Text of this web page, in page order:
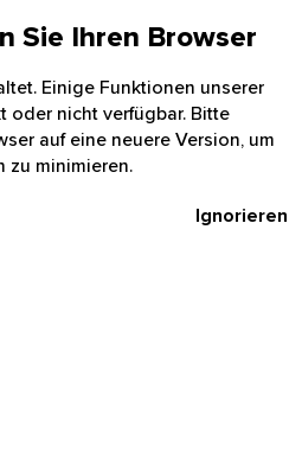
Sie Ihren Browser
Einige Funktionen unserer
oder nicht verfügbar. Bitte
auf eine neuere Version, um
zu minimieren.
Ignorieren